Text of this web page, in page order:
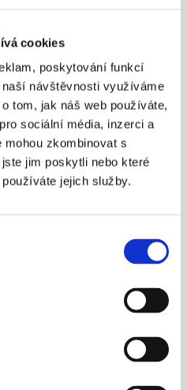
cookies
poskytování funkcí
návštěvnosti využíváme
tom, jak náš web používáte,
sociální média, inzerci a
mohou zkombinovat s
jim poskytli nebo které
jejich služby.
ve kterém zvolte
let.
články
– možnost mít